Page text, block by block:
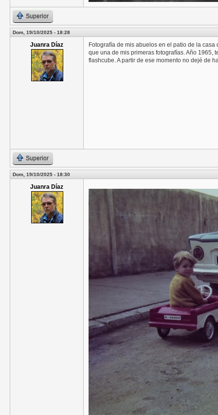
Superior
Dom, 19/10/2025 - 18:28
Juanra Díaz
Fotografía de mis abuelos en el patio de la
que una de mis primeras fotografías. Año 1965,
flashcube. A partir de ese momento no dejé de
Superior
Dom, 19/10/2025 - 18:30
Juanra Díaz